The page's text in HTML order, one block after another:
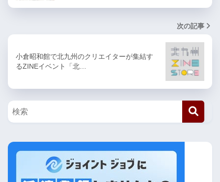
次の記事
小倉昭和館で北九州のクリエイターが集結す
るZINEイベント「北…